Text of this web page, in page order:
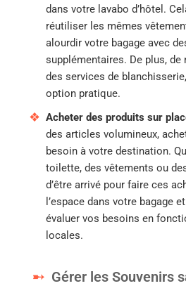
dans votre lavabo d’hôtel.
réutiliser les mêmes
alourdir votre bagage avec
supplémentaires. De plus,
des services de
option pratique.
Acheter des produits sur
des articles volumineux,
besoin à votre destination.
toilette, des vêtements ou
d’être arrivé pour faire ces
l’espace dans votre bagage
évaluer vos besoins en
locales.
Gérer les Souvenirs